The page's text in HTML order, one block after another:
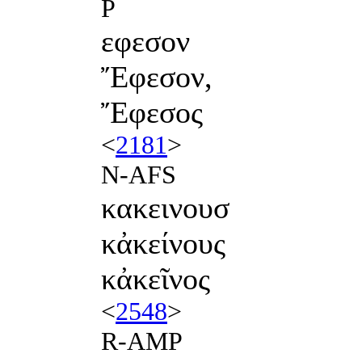
P
εφεσον
Ἔφεσον,
Ἔφεσος
<2181>
N-AFS
κακεινουσ
κἀκείνους
κἀκεῖνος
<2548>
R-AMP